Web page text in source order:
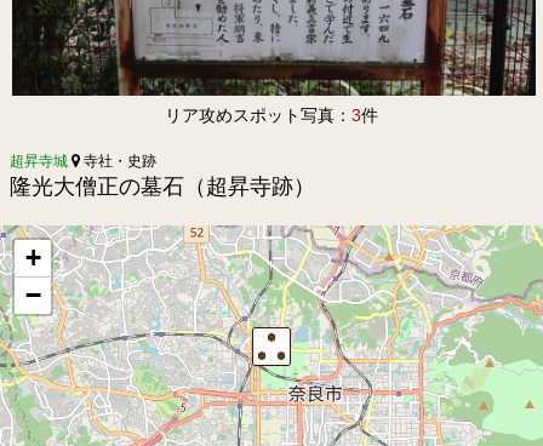
リア攻めスポット写真： 3件
超昇寺城 寺社・史跡
隆光大僧正の墓石（超昇寺跡）
+
−